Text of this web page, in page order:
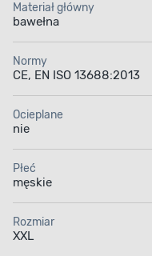
Materiał główny
bawełna
Normy
CE, EN ISO 13688:2013
Ocieplane
nie
Płeć
męskie
Rozmiar
XXL